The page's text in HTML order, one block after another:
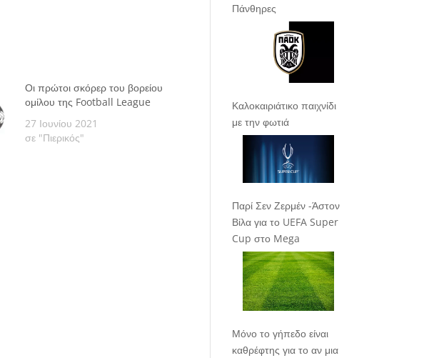
Οι πρώτοι σκόρερ του βορείου
ομίλου της Football League
27 Ιουνίου 2021
σε "Πιερικός"
Πάνθηρες
Καλοκαιριάτικο παιχνίδι
με την φωτιά
Παρί Σεν Ζερμέν -Άστον
Βίλα για το UEFA Super
Cup στο Mega
Μόνο το γήπεδο είναι
καθρέφτης για το αν μια